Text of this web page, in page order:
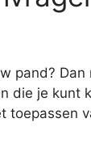
pand?
je kunt